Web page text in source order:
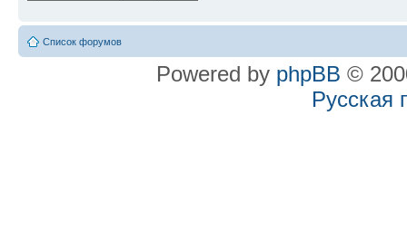
Список форумов
Powered by phpBB ©
Русская